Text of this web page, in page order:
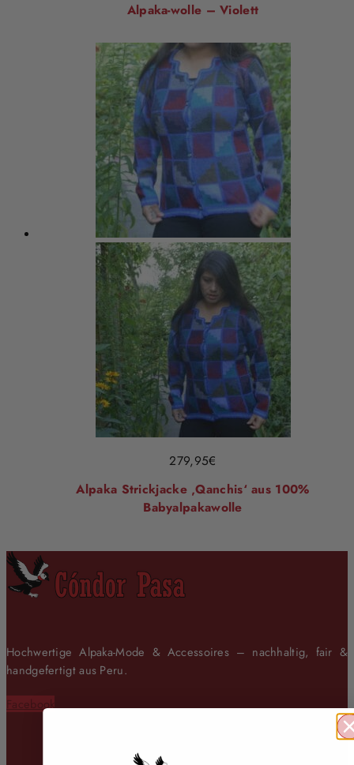
Alpaka-wolle – Violett
279,95€
Alpaka Strickjacke ‚Qanchis‘ aus 100%
Babyalpakawolle
Hochwertige Alpaka-Mode & Accessoires – nachhaltig, fair &
handgefertigt aus Peru.
Facebook